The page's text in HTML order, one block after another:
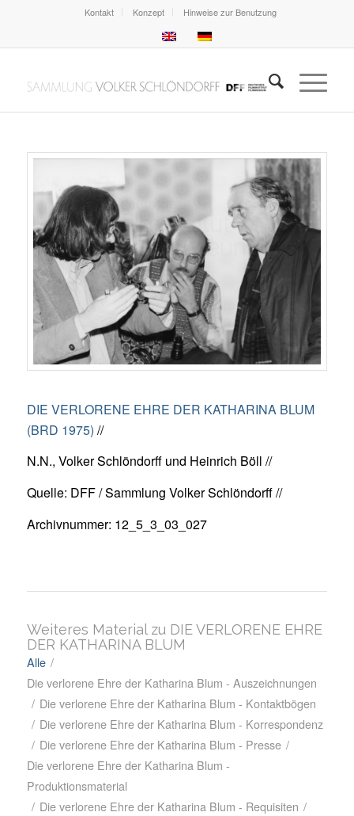
Kontakt Konzept Hinweise zur Benutzung
DIE VERLORENE EHRE DER KATHARINA BLUM
(BRD 1975) //
N.N., Volker Schlöndorff und Heinrich Böll //
Quelle: DFF / Sammlung Volker Schlöndorff //
Archivnummer: 12_5_3_03_027
Weiteres Material zu DIE VERLORENE EHRE
DER KATHARINA BLUM
Alle /
Die verlorene Ehre der Katharina Blum - Auszeichnungen
/ Die verlorene Ehre der Katharina Blum - Kontaktbögen
/ Die verlorene Ehre der Katharina Blum - Korrespondenz
/ Die verlorene Ehre der Katharina Blum - Presse /
Die verlorene Ehre der Katharina Blum -
Produktionsmaterial
/ Die verlorene Ehre der Katharina Blum - Requisiten /